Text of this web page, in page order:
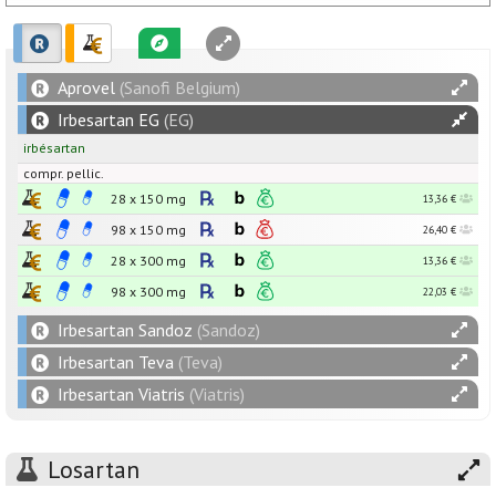
Aprovel (Sanofi Belgium)
Irbesartan EG (EG)
irbésartan
compr. pellic.
28 x 150 mg 13,36 €
98 x 150 mg 26,40 €
28 x 300 mg 13,36 €
98 x 300 mg 22,03 €
Irbesartan Sandoz (Sandoz)
Irbesartan Teva (Teva)
Irbesartan Viatris (Viatris)
Losartan